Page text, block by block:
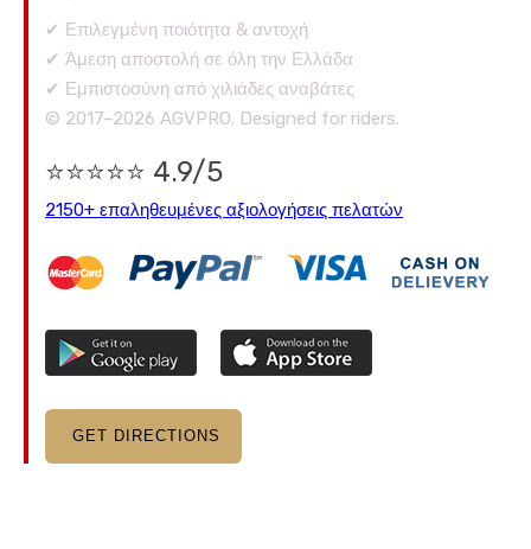
✔ Επιλεγμένη ποιότητα & αντοχή
✔ Άμεση αποστολή σε όλη την Ελλάδα
✔ Εμπιστοσύνη από χιλιάδες αναβάτες
© 2017–2026 AGVPRO. Designed for riders.
⭐⭐⭐⭐⭐ 4.9/5
2150+ επαληθευμένες αξιολογήσεις πελατών
GET DIRECTIONS